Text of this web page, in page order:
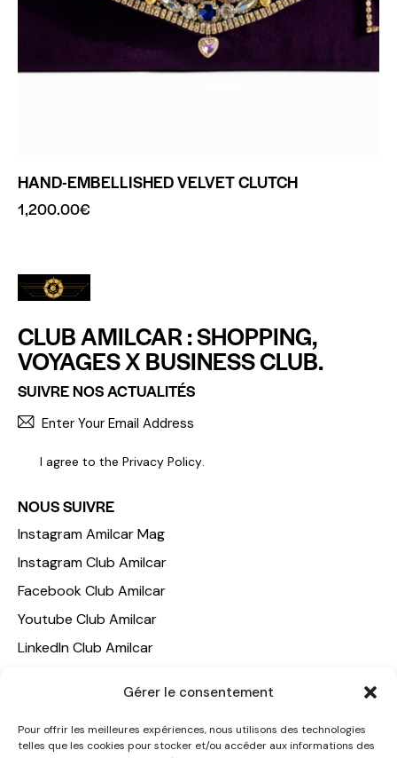
Gérer le consentement
Pour offrir les meilleures expériences, nous utilisons des technologies
telles que les cookies pour stocker et/ou accéder aux informations des
HAND-EMBELLISHED VELVET CLUTCH
1,200.00€
CLUB AMILCAR : SHOPPING,
VOYAGES X BUSINESS CLUB.
SUIVRE NOS ACTUALITÉS
I agree to the Privacy Policy.
NOUS SUIVRE
Instagram Amilcar Mag
Instagram Club Amilcar
Facebook Club Amilcar
Youtube Club Amilcar
LinkedIn Club Amilcar
NOTRE GROUPE
ACCUEIL
AMILCAR TRAVEL CLUB